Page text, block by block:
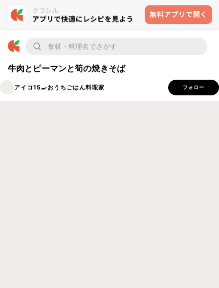
牛肉とピーマンと筍の焼きそば
アイコ15🍳おうちごはん料理家 フォロー